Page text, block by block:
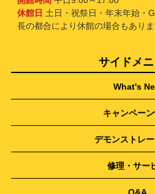
休館日 土日・祝祭日・年末年始・
長の都合により休館の場合もありま
サイドメ
What's
キャンペー
デモンストレ
修理・サー